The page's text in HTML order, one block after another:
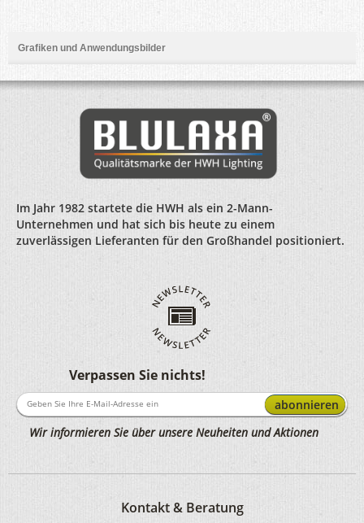
Grafiken und Anwendungsbilder
Im Jahr 1982 startete die HWH als ein 2-Mann-
Unternehmen und hat sich bis heute zu einem
zuverlässigen Lieferanten für den Großhandel positioniert.
Verpassen Sie nichts!
abonnieren
Wir informieren Sie über unsere Neuheiten und Aktionen
Kontakt & Beratung